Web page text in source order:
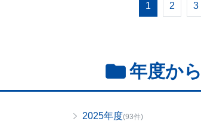
1 2 3
年度か
2025年度(93件)